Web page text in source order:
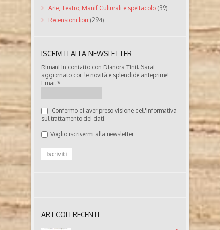
Arte, Teatro, Manif Culturali e spettacolo (39)
Recensioni libri (294)
ISCRIVITI ALLA NEWSLETTER
Rimani in contatto con Dianora Tinti. Sarai
aggiornato con le novità e splendide anteprime!
Email*
Confermo di aver preso visione dell'informativa
sul trattamento dei dati.
Voglio iscrivermi alla newsletter
ARTICOLI RECENTI